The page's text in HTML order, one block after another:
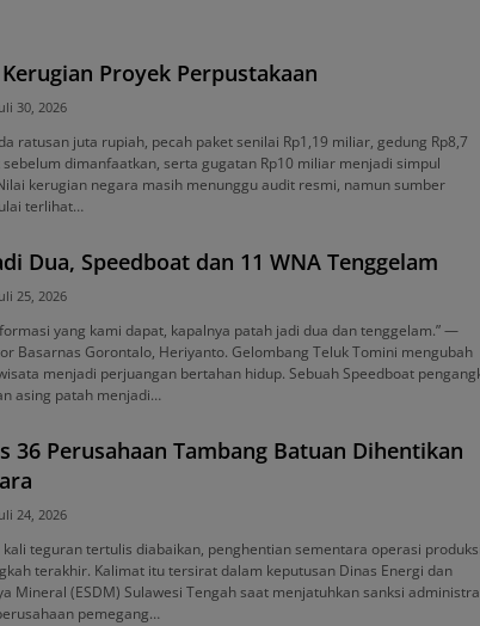
Proyek Perpustakaan
30, 2026
ratusan juta rupiah, pecah paket senilai Rp1,19 miliar, gedung Rp8,7
dimanfaatkan, serta gugatan Rp10 miliar menjadi simpul
kerugian negara masih menunggu audit resmi, namun sumber
terlihat…
Dua, Speedboat dan 11 WNA Tenggelam
25, 2026
yang kami dapat, kapalnya patah jadi dua dan tenggelam.” —
Basarnas Gorontalo, Heriyanto. Gelombang Teluk Tomini mengubah
menjadi perjuangan bertahan hidup. Sebuah Speedboat
asing patah menjadi…
36 Perusahaan Tambang Batuan Dihentikan
24, 2026
kali teguran tertulis diabaikan, penghentian sementara operasi produksi
terakhir. Kalimat itu tersirat dalam keputusan Dinas Energi dan
Mineral (ESDM) Sulawesi Tengah saat menjatuhkan sanksi
pemegang…